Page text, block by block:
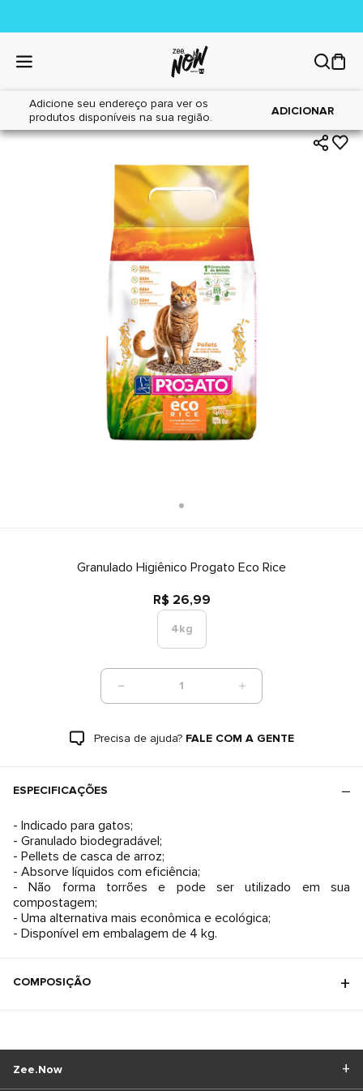
Adicione seu endereço para ver os
produtos disponíveis na sua região.
ADICIONAR
Home|Gatos|Areia Sanitária
Granulado Higiênico Progato Eco Rice
R$ 26,99
4kg
1
Precisa de ajuda? FALE COM A GENTE
ESPECIFICAÇÕES
- Indicado para gatos;
- Granulado biodegradável;
- Pellets de casca de arroz;
- Absorve líquidos com eficiência;
- Não forma torrões e pode ser utilizado em sua
compostagem;
- Uma alternativa mais econômica e ecológica;
- Disponível em embalagem de 4 kg.
COMPOSIÇÃO
Zee.Now